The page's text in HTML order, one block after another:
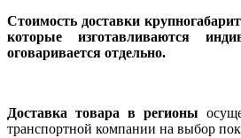
Стоимость доставки
которые изготавливаются
оговаривается отдельно.
Доставка товара в регионы
транспортной компании на выбор